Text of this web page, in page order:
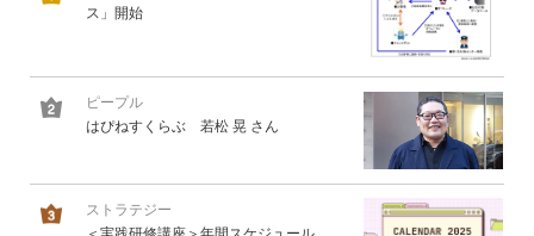
ス」開始
ピープル
はぴねすくらぶ 若松 晃 さん
ストラテジー
＜実践研修講座＞年間スケジュール